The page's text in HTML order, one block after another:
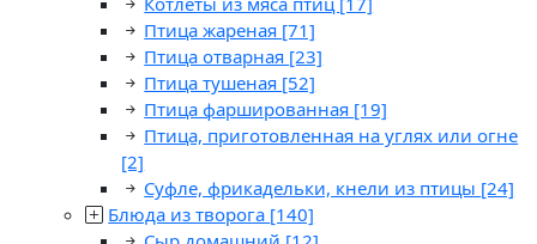
Птица жареная [71]
Птица отварная [23]
Птица тушеная [52]
Птица фаршированная [19]
Птица, приготовленная на углях или огне
[2]
Суфле, фрикадельки, кнели из птицы [24]
Блюда из творога [140]